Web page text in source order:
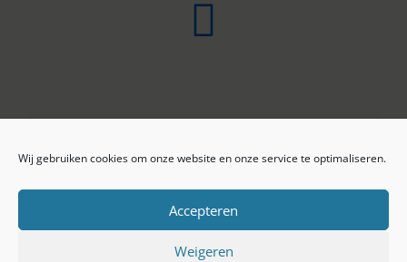
Wij gebruiken cookies om onze website en onze service te optimaliseren.
Accepteren
Weigeren
ONLINE ARCHIEF
Privacy beleid